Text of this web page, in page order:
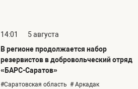
14:01
5 августа
В регионе продолжается набор
резервистов в добровольческий отряд
«БАРС-Саратов»
#Саратовская область # Аркадак